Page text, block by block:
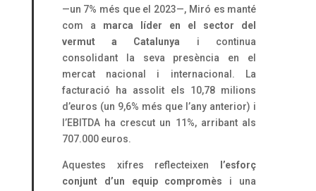
—un 7% més que el 2023—, Miró es manté
com a marca líder en el sector del
vermut a Catalunya i continua
consolidant la seva presència en el
mercat nacional i internacional. La
facturació ha assolit els 10,78 milions
d’euros (un 9,6% més que l’any anterior) i
l’EBITDA ha crescut un 11%, arribant als
707.000 euros.
Aquestes xifres reflecteixen
l’esforç
conjunt d’un equip compromès i una